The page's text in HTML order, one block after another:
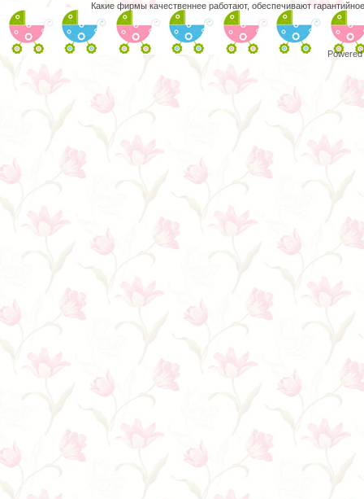
Какие фирмы качественнее работают, обеспечивают